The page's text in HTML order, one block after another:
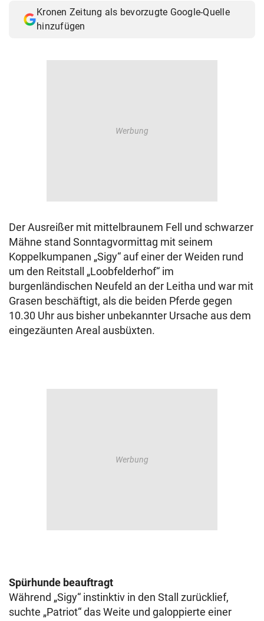
Kronen Zeitung als bevorzugte Google-Quelle
hinzufügen
Der Ausreißer mit mittelbraunem Fell und schwarzer
Mähne stand Sonntagvormittag mit seinem
Koppelkumpanen „Sigy“ auf einer der Weiden rund
um den Reitstall „Loobfelderhof“ im
burgenländischen Neufeld an der Leitha und war mit
Grasen beschäftigt, als die beiden Pferde gegen
10.30 Uhr aus bisher unbekannter Ursache aus dem
eingezäunten Areal ausbüxten.
Spürhunde beauftragt
Während „Sigy“ instinktiv in den Stall zurücklief,
suchte „Patriot“ das Weite und galoppierte einer